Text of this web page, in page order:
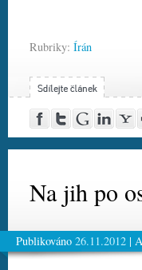
Rubriky: Írán
PostShareGoogleShare
Na jih po
Publikováno 26.11.2012 |